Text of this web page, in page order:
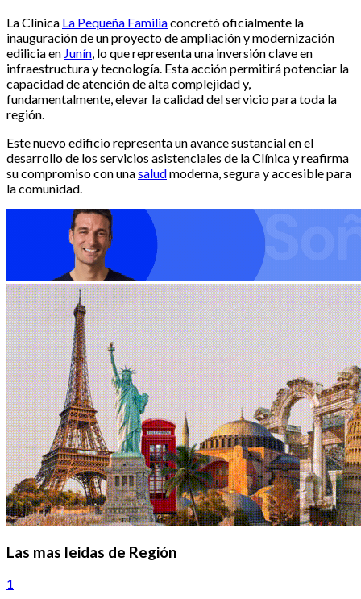
La Clínica La Pequeña Familiaconcretó oficialmente la
inauguración de un proyecto de ampliación y modernización
edilicia en Junín, lo que representa una inversión clave en
infraestructura y tecnología. Esta acción permitirá potenciar la
capacidad de atención de alta complejidad y,
fundamentalmente, elevar la calidad del servicio para toda la
región.
Este nuevo edificio representa un avance sustancial en el
desarrollo de los servicios asistenciales de la Clínica y reafirma
su compromiso con unasaludmoderna, segura y accesible para
la comunidad.
Las mas leidas de Región
1